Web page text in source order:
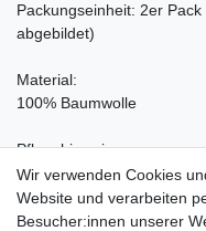
Packungseinheit: 2er
abgebildet)
Material:
100% Baumwolle
Pflegehinweise:
Waschen bei 95°C, Nicht
Bügeln (Stufe 3), Nicht
Wir verwenden Cookies
Website und verarbeiten
Besucher:innen unserer